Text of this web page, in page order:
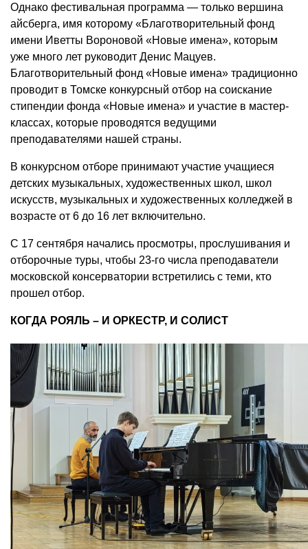
Однако фестивальная программа — только вершина
айсберга, имя которому «Благотворительный фонд
имени Иветты Вороновой «Новые имена», которым
уже много лет руководит Денис Мацуев.
Благотворительный фонд «Новые имена» традиционно
проводит в Томске конкурсный отбор на соискание
стипендии фонда «Новые имена» и участие в мастер-
классах, которые проводятся ведущими
преподавателями нашей страны.
В конкурсном отборе принимают участие учащиеся
детских музыкальных, художественных школ, школ
искусств, музыкальных и художественных колледжей в
возрасте от 6 до 16 лет включительно.
С 17 сентября начались просмотры, прослушивания и
отборочные туры, чтобы 23-го числа преподаватели
московской консерватории встретились с теми, кто
прошел отбор.
КОГДА РОЯЛЬ – И ОРКЕСТР, И СОЛИСТ